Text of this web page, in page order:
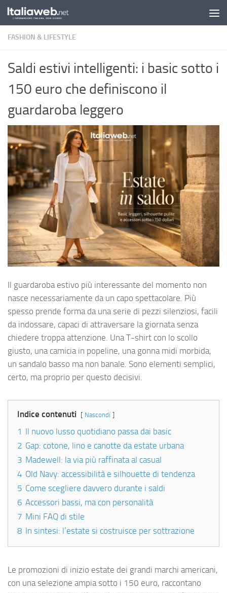
Sotto il contenuto
FASHION & LIFESTYLE
Saldi estivi intelligenti: i basic sotto i
150 euro che definiscono il
guardaroba leggero
Il guardaroba estivo più interessante del momento non
nasce necessariamente da un capo spettacolare. Più
spesso prende forma da una serie di pezzi silenziosi, facili
da indossare, capaci di attraversare la giornata senza
chiedere troppa attenzione. Una T-shirt con lo scollo
giusto, una camicia in popeline, una gonna midi morbida,
un sandalo basso ma non banale. Sono elementi semplici,
certo, ma proprio per questo decisivi.
Indice contenuti Nascondi
1 Il nuovo lusso quotidiano passa dai basic
2 Gap: cotone, lino e canotte da estate urbana
3 Madewell: la via più raffinata al casual
4 Old Navy: accessibilità e silhouette di tendenza
5 Come scegliere davvero durante i saldi
6 Accessori bassi, ma con personalità
7 Mini FAQ di stile
8 In sintesi: l’estate si costruisce per sottrazione
Le promozioni di inizio estate dei grandi marchi americani,
con una selezione ampia sotto i 150 euro, raccontano